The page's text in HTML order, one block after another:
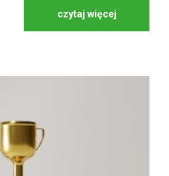
czytaj więcej